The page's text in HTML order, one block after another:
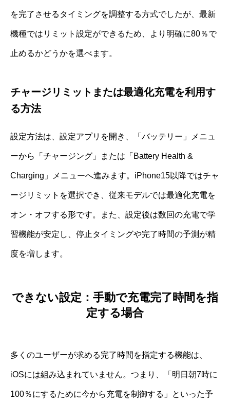
を完了させるタイミングを調整する方式でしたが、最新
機種ではリミット設定ができるため、より明確に80％で
止めるかどうかを選べます。
チャージリミットまたは最適化充電を利用す
る方法
設定方法は、設定アプリを開き、「バッテリー」メニュ
ーから「チャージング」または「Battery Health &
Charging」メニューへ進みます。iPhone15以降ではチャ
ージリミットを選択でき、従来モデルでは最適化充電を
オン・オフする形です。また、設定後は数回の充電で学
習機能が安定し、停止タイミングや完了時間の予測が精
度を増します。
できない設定：手動で充電完了時間を指
定する場合
多くのユーザーが求める完了時間を指定する機能は、
iOSには組み込まれていません。つまり、「明日朝7時に
100％にするために今から充電を制御する」といった予